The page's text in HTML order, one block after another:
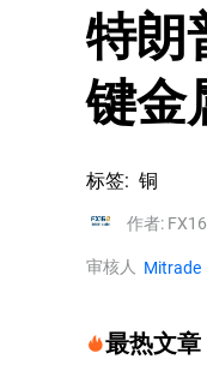
特朗
键金
标签: 铜
作者:
审核人 Mitrade
最热文章